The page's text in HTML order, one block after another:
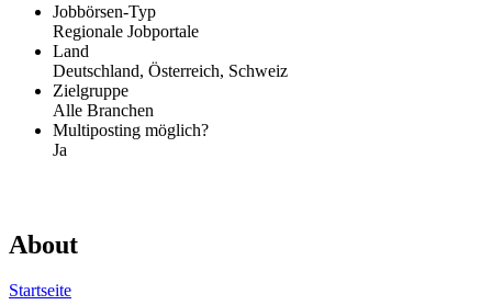
Jobbörsen-Typ
Regionale Jobportale
Land
Deutschland, Österreich, Schweiz
Zielgruppe
Alle Branchen
Multiposting möglich?
Ja
About
Startseite